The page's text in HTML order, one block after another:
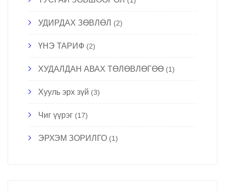
УДИРДАХ ЗӨВЛӨЛ (2)
ҮНЭ ТАРИФ (2)
ХУДАЛДАН АВАХ ТӨЛӨВЛӨГӨӨ (1)
Хууль эрх зүй (3)
Чиг үүрэг (17)
ЭРХЭМ ЗОРИЛГО (1)